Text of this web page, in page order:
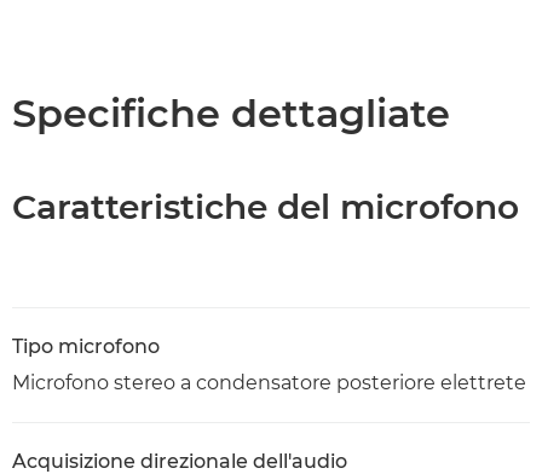
Specifiche dettagliate
Caratteristiche del microfono
Tipo microfono
Microfono stereo a condensatore posteriore elettrete
Acquisizione direzionale dell'audio